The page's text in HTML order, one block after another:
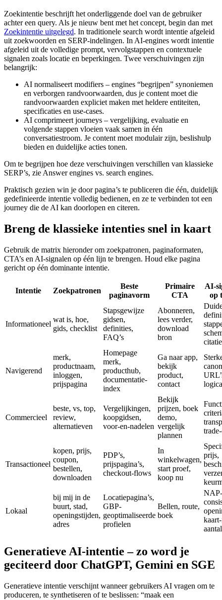
Zoekintentie beschrijft het onderliggende doel van de gebruiker
achter een query. Als je nieuw bent met het concept, begin dan met
Zoekintentie uitgelegd. In traditionele search wordt intentie afgeleid
uit zoekwoorden en SERP-indelingen. In AI-engines wordt intentie
afgeleid uit de volledige prompt, vervolgstappen en contextuele
signalen zoals locatie en beperkingen. Twee verschuivingen zijn
belangrijk:
AI normaliseert modifiers – engines “begrijpen” synoniemen
en verborgen randvoorwaarden, dus je content moet die
randvoorwaarden expliciet maken met heldere entiteiten,
specificaties en use-cases.
AI comprimeert journeys – vergelijking, evaluatie en
volgende stappen vloeien vaak samen in één
conversatiestroom. Je content moet modulair zijn, beslishulp
bieden en duidelijke acties tonen.
Om te begrijpen hoe deze verschuivingen verschillen van klassieke
SERP’s, zie Answer engines vs. search engines.
Praktisch gezien win je door pagina’s te publiceren die één, duidelijk
gedefinieerde intentie volledig bedienen, en ze te verbinden tot een
journey die de AI kan doorlopen en citeren.
Breng de klassieke intenties snel in kaart
Gebruik de matrix hieronder om zoekpatronen, paginaformaten,
CTA’s en AI-signalen op één lijn te brengen. Houd elke pagina
gericht op één dominante intentie.
Intentie Zoekpatronen
Beste
paginavorm
Primaire
CTA
AI-
op
Informationeel
wat is, hoe,
gids, checklist
Stapsgewijze
gidsen,
definities,
FAQ’s
Abonneren,
lees verder,
download
bron
Navigerend
merk,
productnaam,
inloggen,
prijspagina
Homepage
merk,
producthub,
documentatie-
index
Ga naar app,
bekijk
product,
contact
logica
Commercieel
beste, vs, top,
review,
alternatieven
Vergelijkingen,
koopgidsen,
voor-en-nadelen
Bekijk
prijzen, boek
demo,
vergelijk
plannen
Transactioneel
kopen, prijs,
coupon,
bestellen,
downloaden
PDP’s,
prijspagina’s,
checkout-flows
In
winkelwagen,
start proef,
koop nu
prijs,
Lokaal
bij mij in de
buurt, stad,
openingstijden,
adres
Locatiepagina’s,
GBP-
geoptimaliseerde
profielen
Bellen, route,
boek
NAP-
Generatieve AI-intentie – zo word je
geciteerd door ChatGPT, Gemini en SGE
Generatieve intentie verschijnt wanneer gebruikers AI vragen om te
produceren, te synthetiseren of te beslissen: “maak een